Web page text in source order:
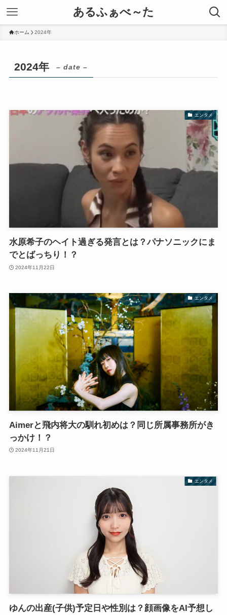
あるふぁべ～た
ホーム 2024年
2024年 – date –
エンタメ
水原希子のヘイト過ぎる発言とは？パナソニックにま
でとばっちり！？
2024年11月22日
エンタメ
Aimerと飛内将大の馴れ初めは？同じ所属事務所がき
っかけ！？
2024年11月21日
エンタメ
ゆんの出産(子供)予定日や性別は？顔画像をAI予想し